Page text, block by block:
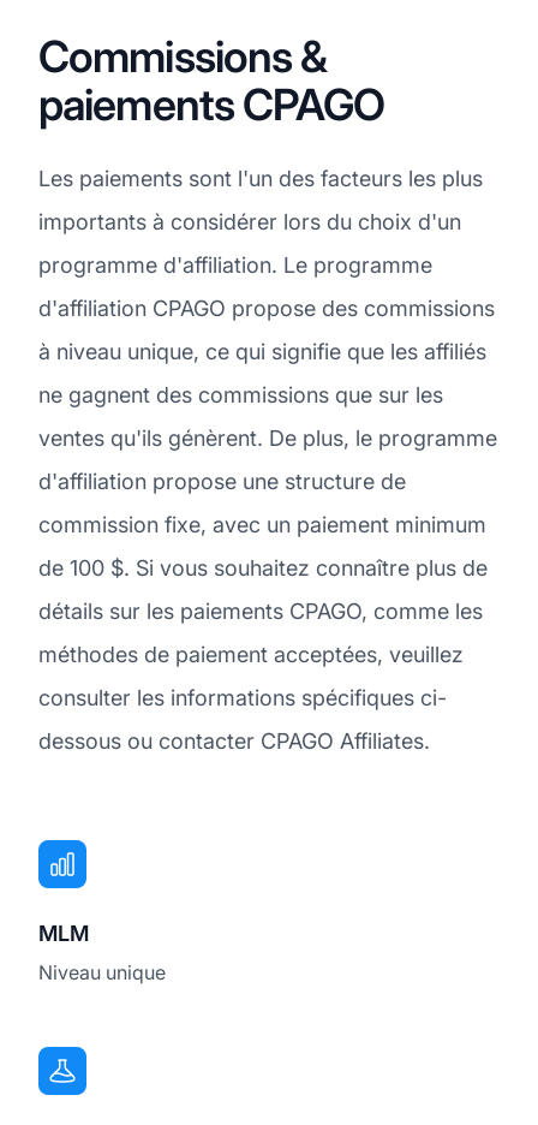
Commissions &
paiements CPAGO
Les paiements sont l'un des facteurs les plus
importants à considérer lors du choix d'un
programme d'affiliation. Le programme
d'affiliation CPAGO propose des commissions
à niveau unique, ce qui signifie que les affiliés
ne gagnent des commissions que sur les
ventes qu'ils génèrent. De plus, le programme
d'affiliation propose une structure de
commission fixe, avec un paiement minimum
de 100 $. Si vous souhaitez connaître plus de
détails sur les paiements CPAGO, comme les
méthodes de paiement acceptées, veuillez
consulter les informations spécifiques ci-
dessous ou contacter CPAGO Affiliates.
MLM
Niveau unique